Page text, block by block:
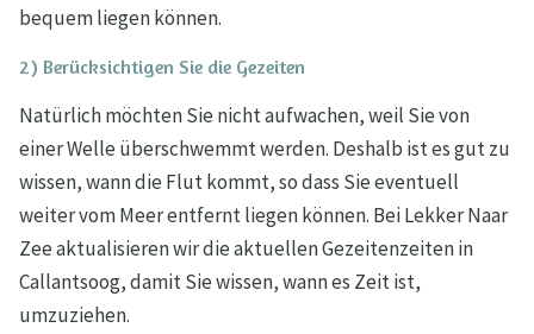
bequem liegen können.
2) Berücksichtigen Sie die Gezeiten
Natürlich möchten Sie nicht aufwachen, weil Sie von
einer Welle überschwemmt werden. Deshalb ist es gut zu
wissen, wann die Flut kommt, so dass Sie eventuell
weiter vom Meer entfernt liegen können. Bei Lekker Naar
Zee aktualisieren wir die aktuellen Gezeitenzeiten in
Callantsoog, damit Sie wissen, wann es Zeit ist,
umzuziehen.